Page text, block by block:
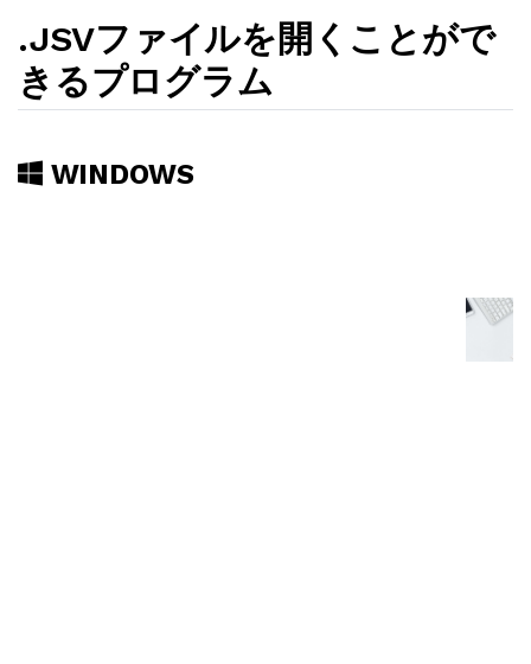
.JSVファイルを開くことがで
きるプログラム
WINDOWS